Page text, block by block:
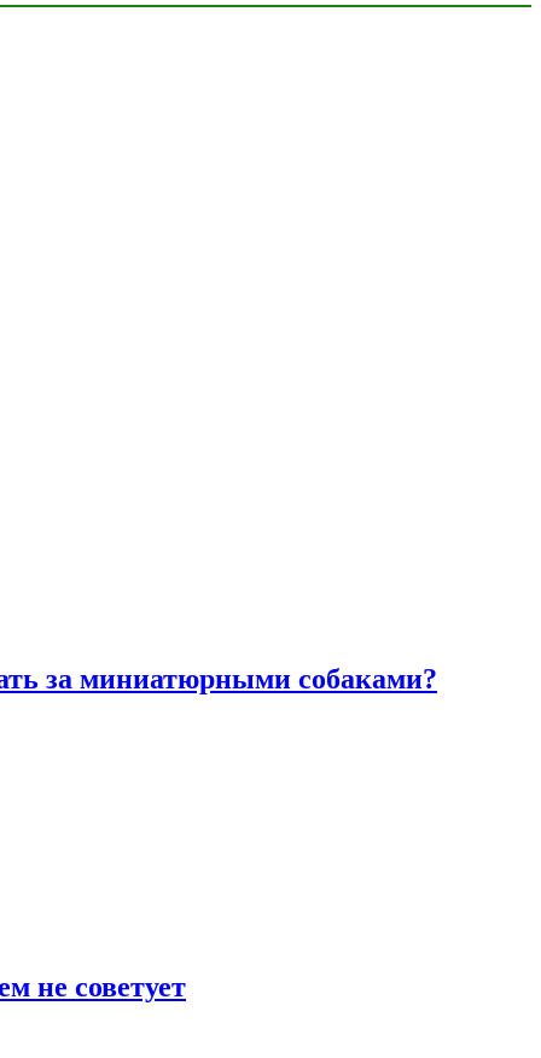
за миниатюрными собаками?
не советует